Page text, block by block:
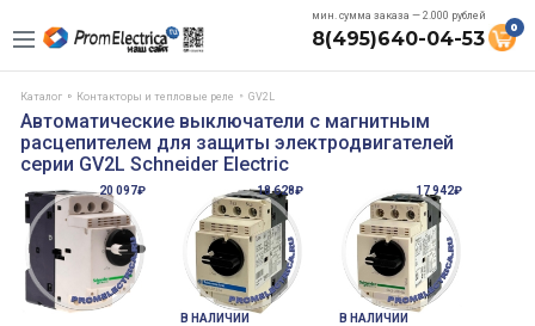
мин. сумма заказа — 2.000 рублей
8(495)640-04-53 0
Каталог Контакторы и тепловые реле GV2L
Автоматические выключатели с магнитным
расцепителем для защиты электродвигателей
серии GV2L Schneider Electric
20 097₽ 18 628₽
В НАЛИЧИИ
17 942₽
В НАЛИЧИИ